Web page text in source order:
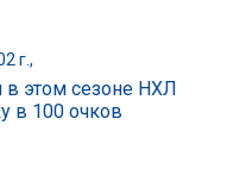
г.,
этом сезоне НХЛ
в 100 очков